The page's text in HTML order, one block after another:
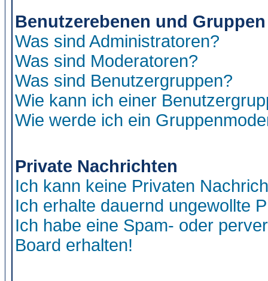
Benutzerebenen und Gruppen
Was sind Administratoren?
Was sind Moderatoren?
Was sind Benutzergruppen?
Wie kann ich einer
Wie werde ich ein
Private Nachrichten
Ich kann keine Privaten
Ich erhalte dauernd ungewollte
Ich habe eine Spam- oder
Board erhalten!